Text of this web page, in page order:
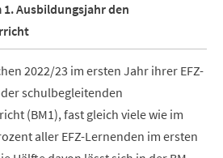
Ausbildungsjahr den
2022/23 im ersten Jahr ihrer EFZ-
schulbegleitenden
(BM1), fast gleich viele wie im
aller EFZ-Lernenden im ersten